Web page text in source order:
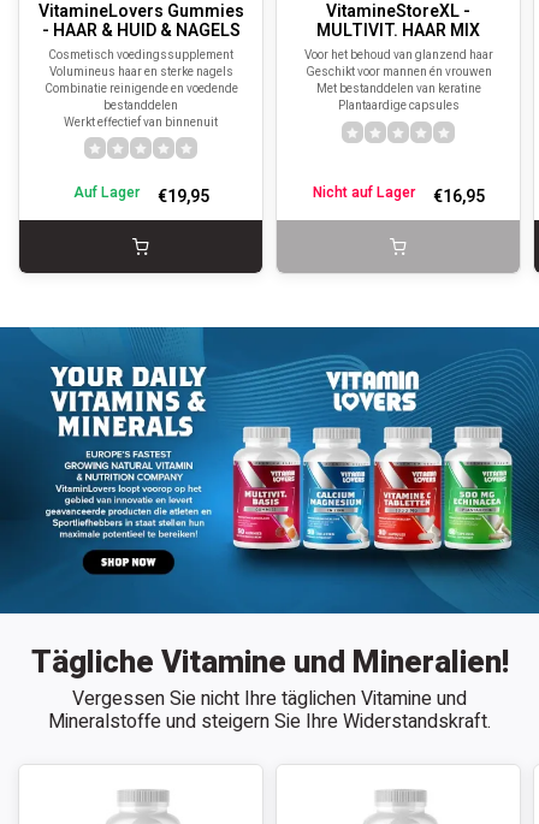
VitamineLovers Gummies
- HAAR & HUID & NAGELS
Cosmetisch voedingssupplement
Volumineus haar en sterke nagels
Combinatie reinigende en voedende
bestanddelen
Werkt effectief van binnenuit
€19,95
Auf Lager
VitamineStoreXL -
MULTIVIT. HAAR MIX
Voor het behoud van glanzend haar
Geschikt voor mannen én vrouwen
Met bestanddelen van keratine
Plantaardige capsules
€16,95
Nicht auf Lager
Tägliche Vitamine und Mineralien!
Vergessen Sie nicht Ihre täglichen Vitamine und
Mineralstoffe und steigern Sie Ihre Widerstandskraft.